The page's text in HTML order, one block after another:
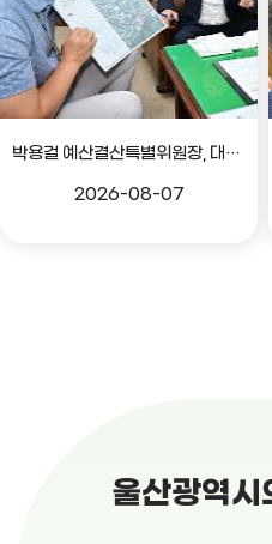
박용걸 예산결산특별위원장, 대공원로 확장공사 현안점검 간담회
2026-08-07
울산광역시